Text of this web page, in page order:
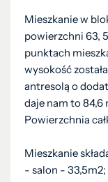
Mieszkanie w
powierzchni 63,
punktach
wysokość
antresolą o
daje nam to
Powierzchnia
Mieszkanie
- salon - 33,5m2;